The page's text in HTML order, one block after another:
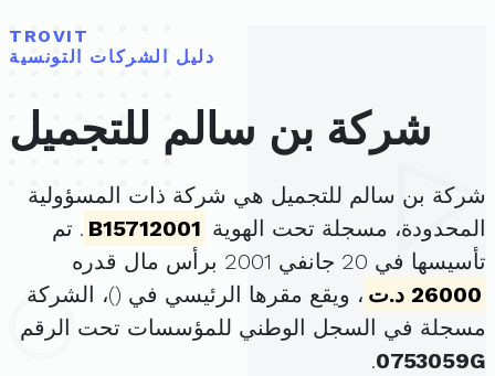
TROVIT
دليل الشركات التونسية
شركة بن سالم للتجميل
شركة بن سالم للتجميل هي شركة ذات المسؤولية
المحدودة، مسجلة تحت الهوية B15712001 . تم
تأسيسها في 20 جانفي 2001 برأس مال قدره
26000 د.ت
، ويقع مقرها الرئيسي في ()، الشركة
مسجلة في السجل الوطني للمؤسسات تحت الرقم
0753059G
.